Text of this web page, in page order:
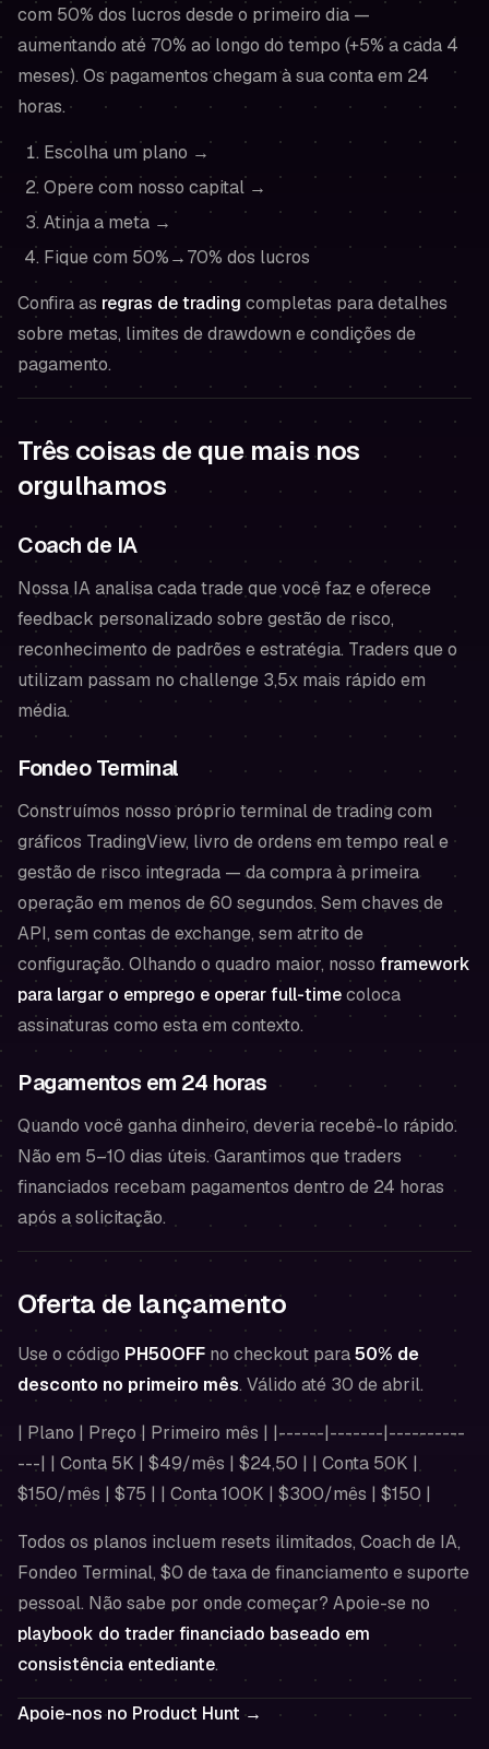
com 50% dos lucros desde o primeiro dia —
aumentando até 70% ao longo do tempo (+5% a cada 4
meses). Os pagamentos chegam à sua conta em 24
horas.
Escolha um plano →
Opere com nosso capital →
Atinja a meta →
Fique com 50%→70% dos lucros
Confira as regras de trading completas para detalhes
sobre metas, limites de drawdown e condições de
pagamento.
Três coisas de que mais nos
orgulhamos
Coach de IA
Nossa IA analisa cada trade que você faz e oferece
feedback personalizado sobre gestão de risco,
reconhecimento de padrões e estratégia. Traders que o
utilizam passam no challenge 3,5x mais rápido em
média.
Fondeo Terminal
Construímos nosso próprio terminal de trading com
gráficos TradingView, livro de ordens em tempo real e
gestão de risco integrada — da compra à primeira
operação em menos de 60 segundos. Sem chaves de
API, sem contas de exchange, sem atrito de
configuração. Olhando o quadro maior, nosso framework
para largar o emprego e operar full-timecoloca
assinaturas como esta em contexto.
Pagamentos em 24 horas
Quando você ganha dinheiro, deveria recebê-lo rápido.
Não em 5–10 dias úteis. Garantimos que traders
financiados recebam pagamentos dentro de 24 horas
após a solicitação.
Oferta de lançamento
Use o código PH50OFF no checkout para50% de
desconto no primeiro mês. Válido até 30 de abril.
| Plano | Preço | Primeiro mês | |------|-------|----------
---| | Conta 5K | $49/mês | $24,50 | | Conta 50K |
$150/mês | $75 | | Conta 100K | $300/mês | $150 |
Todos os planos incluem resets ilimitados, Coach de IA,
Fondeo Terminal, $0 de taxa de financiamento e suporte
pessoal. Não sabe por onde começar? Apoie-se no
playbook do trader financiado baseado em
consistência entediante.
Apoie-nos no Product Hunt →